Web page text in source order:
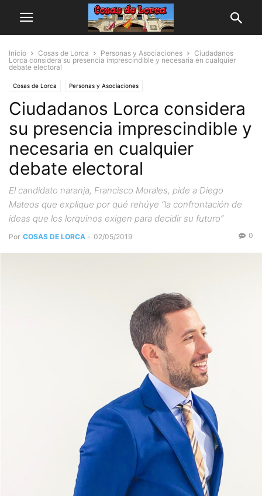
Inicio Cosas de Lorca Personas y Asociaciones
Ciudadanos
Lorca considera su presencia imprescindible y necesaria en cualquier
debate electoral
Cosas de Lorca Personas y Asociaciones
Ciudadanos Lorca considera
su presencia imprescindible y
necesaria en cualquier
debate electoral
El candidato naranja, Francisco Morales, pide a Diego
Mateos que explique por qué rehúye “la confrontación de
ideas que los lorquinos exigen para decidir su futuro”
Por COSAS DE LORCA - 02/05/2019 0